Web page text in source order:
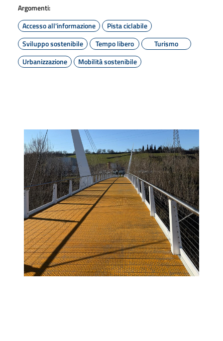
Argomenti:
Accesso all'informazione
Pista ciclabile
Sviluppo sostenibile
Tempo libero
Turismo
Urbanizzazione
Mobilità sostenibile